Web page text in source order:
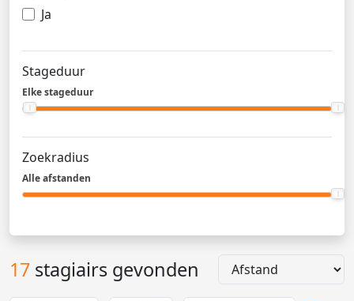
Ja
Stageduur
Elke stageduur
Zoekradius
Alle afstanden
17 stagiairs gevonden